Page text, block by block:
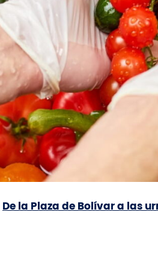
De la Plaza de Bolívar a las